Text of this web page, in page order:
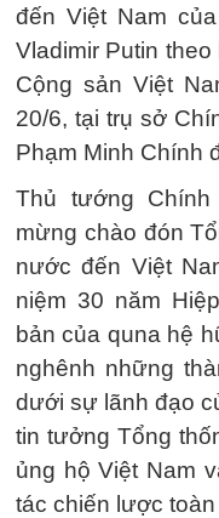
đến Việt Nam
Vladimir Putin
Cộng sản Việt
20/6, tại trụ sở
Phạm Minh Chính
Thủ tướng
mừng chào đón
nước đến Việt
niệm 30 năm
bản của quna hệ
nghênh những
dưới sự lãnh đạo
tin tưởng Tổng
ủng hộ Việt Nam
tác chiến lược